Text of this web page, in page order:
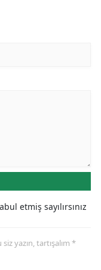
etmiş sayılırsınız
yazın, tartışalım *